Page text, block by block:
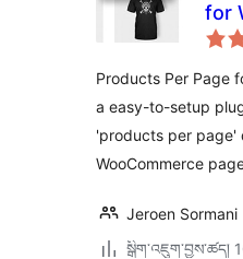
for
Products Per Page
a easy-to-setup
'products per page'
WooCommerce
Jeroen Sormani
སྒྲིག་འཇུག་བྱས་ཚད།